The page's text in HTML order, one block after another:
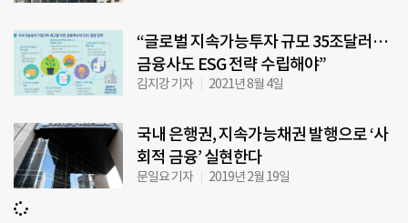
“글로벌 지속가능투자 규모 35조달러…
금융사도 ESG 전략 수립해야”
김지강 기자 2021년 8월 4일
국내 은행권, 지속가능채권 발행으로 ‘사
회적 금융’ 실현한다
문일요 기자 2019년 2월 19일